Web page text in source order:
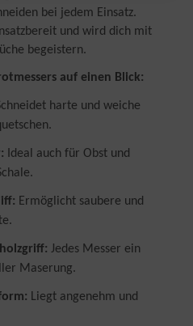
bei jedem Einsatz.
und wird dich mit
begeistern.
auf einen Blick:
harte und weiche
Ideal auch für Obst und
Ermöglicht saubere und
Jedes Messer ein
Maserung.
Liegt angenehm und
durch unsere Partner:
zur Auswahl von Werbeanzeigen
personalisierter Werbung
personalisierter Inhalte
Inhalten
Statistiken oder Kombinationen
zur Auswahl von Inhalten
aktiv abfragen